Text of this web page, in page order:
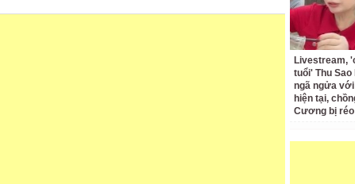
Livestream,
tuổi' Thu Sao
ngã ngửa
hiện tại,
Cương bị